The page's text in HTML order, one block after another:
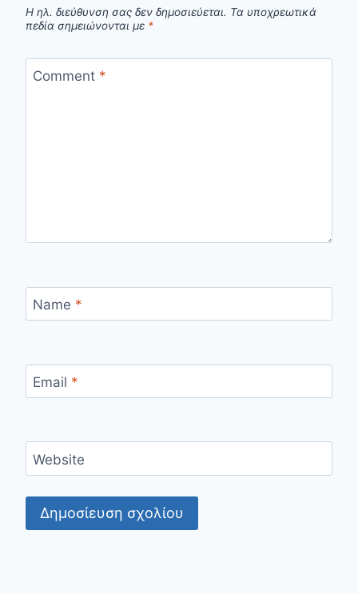
Η ηλ. διεύθυνση σας δεν δημοσιεύεται. Τα υποχρεωτικά
πεδία σημειώνονται με *
Comment *
Name *
Email *
Website